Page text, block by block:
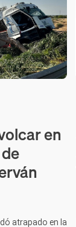
en
atrapado en la